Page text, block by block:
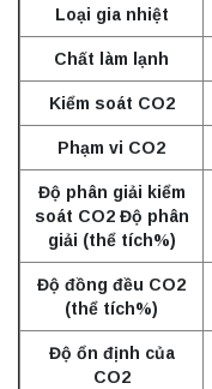
Loại gia nhiệt
Chất làm lạnh
Kiểm soát CO2
Phạm vi CO2
Độ phân giải kiểm
soát CO2 Độ phân
giải (thể tích%)
Độ đồng đều CO2
(thể tích%)
Độ ổn định của
CO2